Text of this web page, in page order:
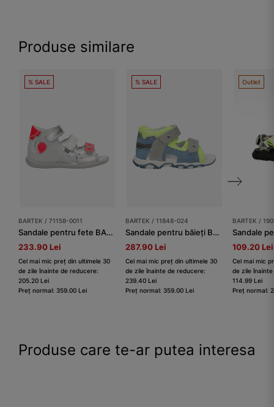
Produse similare
% SALE
BARTEK / 71158-0011
Sandale pentru fete BARTEK 71158-0011, gri-roz
233.90 Lei
Cel mai mic preț din ultimele 30
de zile înainte de reducere:
205.20 Lei
Preț normal: 359.00 Lei
% SALE
BARTEK / 11848-024
Sandale pentru băieți BARTEK 11848-024, albastru-gri-verde
287.90 Lei
Cel mai mic preț din ultimele 30
de zile înainte de reducere:
239.40 Lei
Preț normal: 359.00 Lei
Outlet
BARTEK /
109.20 Lei
Cel mai mic
de zile
114.99 Lei
Preț normal:
Produse care te-ar putea interesa